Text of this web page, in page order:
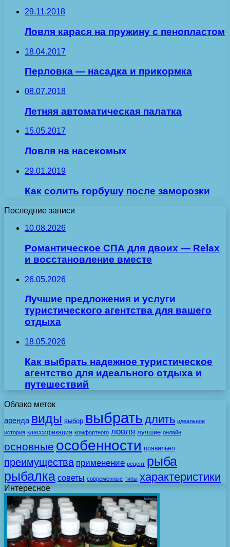
29.11.2018
Ловля карася на пружину с пенопластом
18.04.2017
Перловка — насадка и прикормка
08.07.2018
Летняя автоматическая палатка
15.05.2017
Ловля на насекомых
29.01.2019
Как солить горбушу после заморозки
Последние записи
10.08.2026
Романтическое СПА для двоих — Relax
и восстановление вместе
26.05.2026
Лучшие предложения и услуги
туристического агентства для вашего
отдыха
18.05.2026
Как выбрать надежное туристическое
агентство для идеального отдыха и
путешествий
Облако меток
аренда виды выбор выбрать длить идеальное
история классификация комфортного ловля лучшие онлайн
основные особенности правильно
преимущества применение рецепт рыба
рыбалка советы современные типы характеристики
Интересное